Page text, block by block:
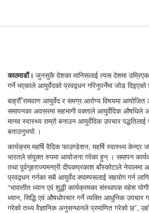
काठमाडौं। जुनसुकै देशका मानिसलाई त्यस देशमा
गर्ने भएकाले आयुर्वेदको प्रवद्र्धन गरिनुपर्नेमा जोड
बाह्रौँ रामवाण आयुर्वेद र समग्र आरोग्य विषयमा आयोजित
समापनका अवसरमा सहभागी वक्ताले आयुर्वेदिक औषधिले
मानव स्वास्थ्य राम्रो बनाउन आयुर्वेदिक उपचार पद्धतिलाई
बताउनुभयो ।
कार्यक्रम महर्षि वैदिक फाउण्डेशन, महर्षि स्वास्थ्य केन्द्र
भारतले संयुक्त रुपमा आयोजना गरेका हुन् । समापन
तथा पूर्वगृहराज्यमन्त्री दीपकप्रकाश बाँस्कोटाले नेपालमा
प्रवद्र्धन गर्नका सबै आयुर्वेद क्याम्पसलाई सहयोग गर्न
“भावातीत ध्यान एवं शुद्धी कार्यक्रमका संस्थापक महेश
ध्यान, सिद्धि एवं औषधोपचार गर्ने व्यक्ति आधुनिक उपचार
गरेको तथ्य वैज्ञानिक अनुसन्धानले प्रमाणित गरेको छ”,